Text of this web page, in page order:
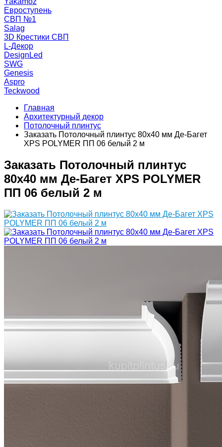
Евроступень
СВП №1
Salag
3D Крестики СВП
L-Декор
DesignLed
SWG
Genesis
Aspro
Teckwood
Главная
Архитектурный декор
Потолочный плинтус
Заказать Потолочный плинтус 80х40 мм Де-Багет
XPS POLYMER ПП 06 белый 2 м
Заказать Потолочный плинтус
80х40 мм Де-Багет XPS POLYMER
ПП 06 белый 2 м